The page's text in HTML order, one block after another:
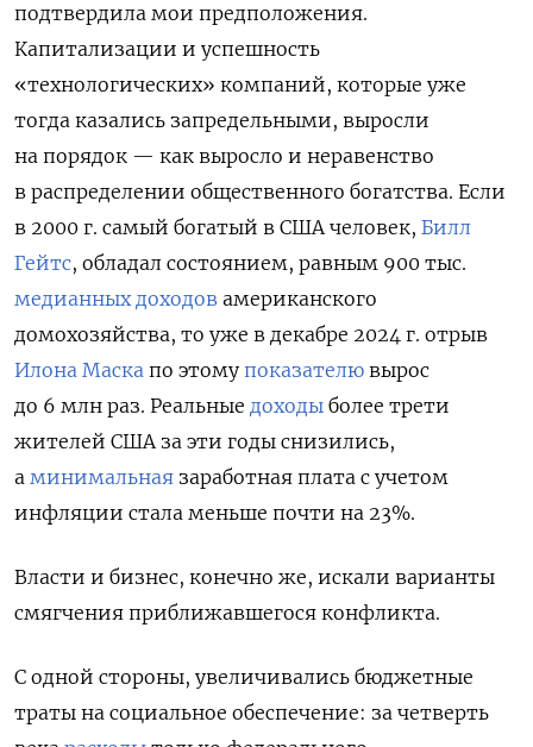
подтвердила мои предположения.
Капитализации и успешность
«технологических» компаний, которые уже
тогда казались запредельными, выросли
на порядок — как выросло и неравенство
в распределении общественного богатства. Если
в 2000 г. самый богатый в США человек, Билл
Гейтс, обладал состоянием, равным 900 тыс.
медианных доходов американского
домохозяйства, то уже в декабре 2024 г. отрыв
Илона Маска по этому показателю вырос
до 6 млн раз. Реальные доходы более трети
жителей США за эти годы снизились,
а минимальная заработная плата с учетом
инфляции стала меньше почти на 23%.
Власти и бизнес, конечно же, искали варианты
смягчения приближавшегося конфликта.
С одной стороны, увеличивались бюджетные
траты на социальное обеспечение: за четверть